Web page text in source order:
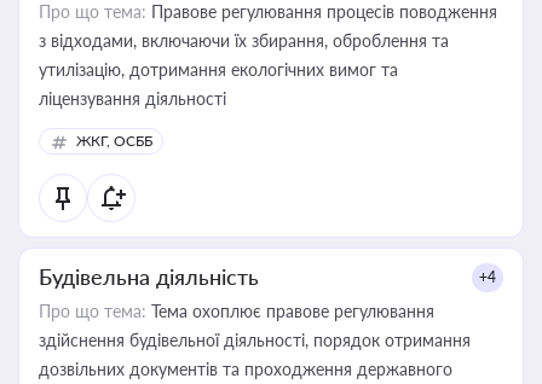
Про що тема: Правове регулювання процесів поводження
з відходами, включаючи їх збирання, оброблення та
утилізацію, дотримання екологічних вимог та
ліцензування діяльності
ЖКГ, ОСББ
Будівельна діяльність +4
Про що тема: Тема охоплює правове регулювання
здійснення будівельної діяльності, порядок отримання
дозвільних документів та проходження державного